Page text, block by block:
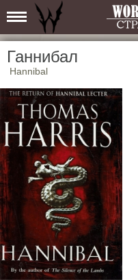
Ганнибал
Hannibal